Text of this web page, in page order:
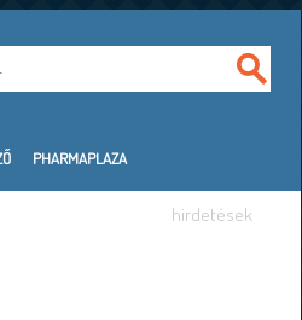
PHARMAPLAZA
hirdetések